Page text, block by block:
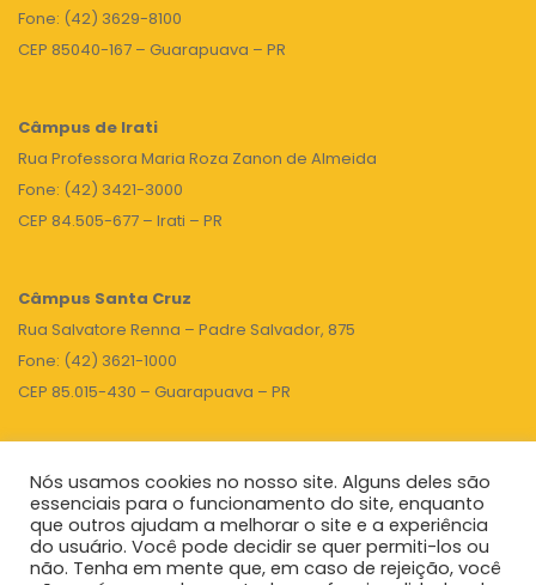
Fone: (42) 3629-8100
CEP 85040-167 – Guarapuava – PR
Câmpus de Irati
Rua Professora Maria Roza Zanon de Almeida
Fone: (42) 3421-3000
CEP 84.505-677 – Irati – PR
Câmpus Santa Cruz
Rua Salvatore Renna – Padre Salvador, 875
Fone: (42) 3621-1000
CEP 85.015-430 – Guarapuava – PR
TOPO
Unicentro |Governo do Paraná|Seti| Agenda do Reitor
Nós usamos cookies no nosso site. Alguns deles são
essenciais para o funcionamento do site, enquanto
que outros ajudam a melhorar o site e a experiência
do usuário. Você pode decidir se quer permiti-los ou
não. Tenha em mente que, em caso de rejeição, você